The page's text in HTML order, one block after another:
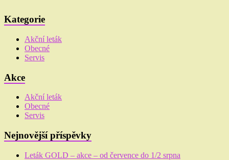
Kategorie
Akční leták
Obecné
Servis
Akce
Akční leták
Obecné
Servis
Nejnovější příspěvky
Leták GOLD – akce – od července do 1/2 srpna